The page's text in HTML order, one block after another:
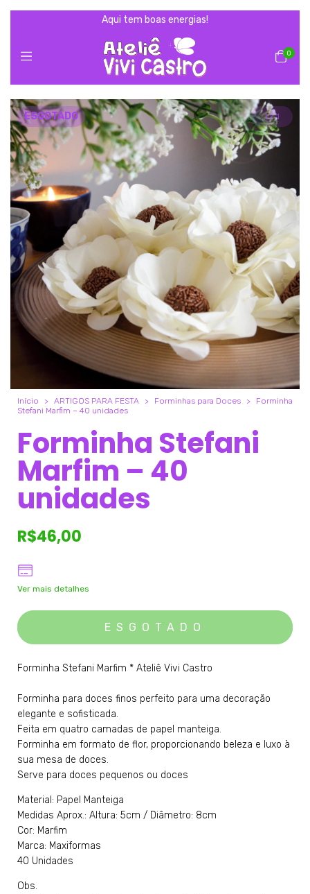
Aqui tem boas energias!
0
ESGOTADO 1/1
Início > ARTIGOS PARA FESTA > Forminhas para Doces >
Forminha
Stefani Marfim – 40 unidades
Forminha Stefani
Marfim – 40
unidades
R$46,00
Ver mais detalhes
Forminha Stefani Marfim * Ateliê Vivi Castro
Forminha para doces finos perfeito para uma decoração
elegante e sofisticada.
Feita em quatro camadas de papel manteiga.
Forminha em formato de flor, proporcionando beleza e luxo à
sua mesa de doces.
Serve para doces pequenos ou doces
Material: Papel Manteiga
Medidas Aprox.: Altura: 5cm / Diâmetro: 8cm
Cor: Marfim
Marca: Maxiformas
40 Unidades
Obs.